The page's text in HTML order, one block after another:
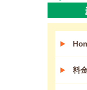
料